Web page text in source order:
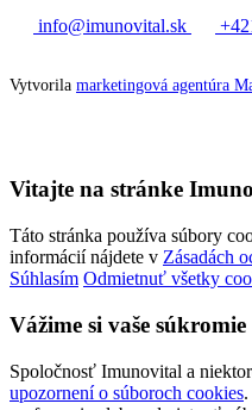
info@imunovital.sk
Vytvorila marketingová agentúra
Vitajte na stránke
Táto stránka používa súbory
informácií nájdete v Zásadách
Súhlasím Odmietnuť všetky
Vážime si vaše súkromie
Spoločnosť Imunovital a
upozornení o súboroch cookies